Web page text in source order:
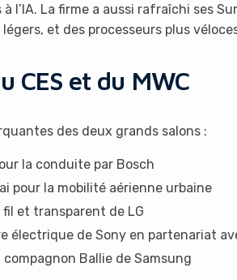
l’IA. La firme a aussi rafraîchi ses
et des processeurs plus
CES et du MWC
des deux grands salons :
la conduite par Bosch
pour la mobilité aérienne urbaine
et transparent de LG
électrique de Sony en partenariat
Ballie de Samsung
Yes, I